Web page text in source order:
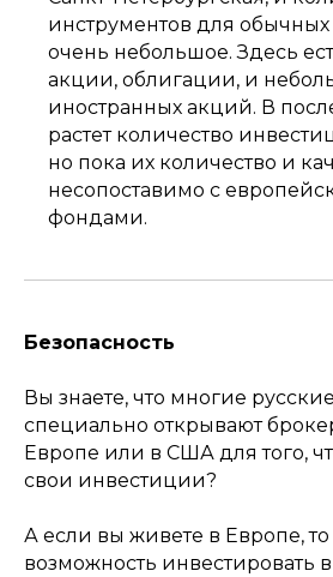
инструментов для обычных
очень небольшое. Здесь
акции, облигации, и
иностранных акций. В
растет количество
но пока их количество и
несопоставимо с
фондами.
Безопасность
Вы знаете, что многие
специально открывают
Европе или в США для того,
свои инвестиции?
А если вы живете в Европе,
возможность инвестировать